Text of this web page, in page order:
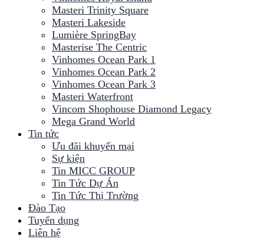
Masteri Trinity Square
Masteri Lakeside
Lumière SpringBay
Masterise The Centric
Vinhomes Ocean Park 1
Vinhomes Ocean Park 2
Vinhomes Ocean Park 3
Masteri Waterfront
Vincom Shophouse Diamond Legacy
Mega Grand World
Tin tức
Ưu đãi khuyến mại
Sự kiện
Tin MICC GROUP
Tin Tức Dự Án
Tin Tức Thị Trường
Đào Tạo
Tuyển dụng
Liên hệ